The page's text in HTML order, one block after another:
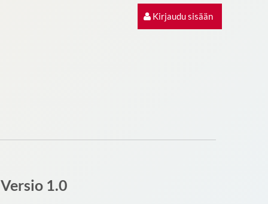
Kirjaudu sisään
Versio 1.0